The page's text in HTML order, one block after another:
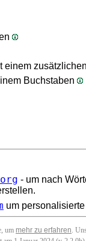
einem
Buchstaben
- um nach
um
um mehr zu erfahren.